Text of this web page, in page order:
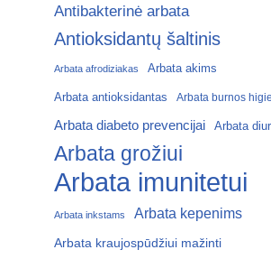
Antibakterinė arbata
Antioksidantų šaltinis
Arbata afrodiziakas Arbata akims
Arbata antioksidantas Arbata burnos
Arbata diabeto prevencijai Arbata
Arbata grožiui
Arbata imunitetui
Arbata inkstams Arbata kepenims
Arbata kraujospūdžiui mažinti